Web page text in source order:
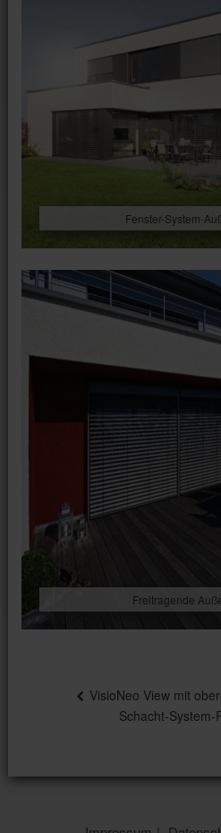
Fenster-System-
Freitragende
VisioNeo View mit
Schacht-System-